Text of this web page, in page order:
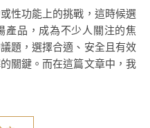
產品，成為不少人關注的焦
題，選擇合適、安全且有效
關鍵。而在這篇文章中，我